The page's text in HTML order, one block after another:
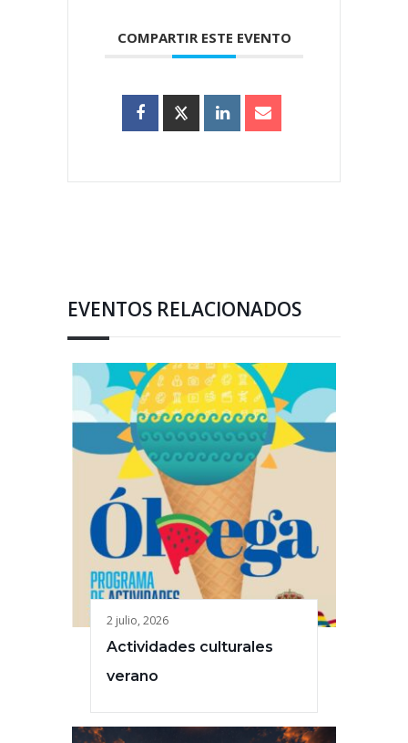
COMPARTIR ESTE EVENTO
EVENTOS RELACIONADOS
2 julio, 2026
Actividades culturales
verano